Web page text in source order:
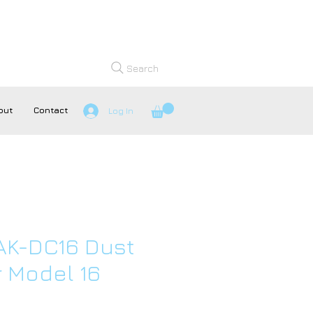
Search
Log In
Contact
DC16 Dust
Model 16